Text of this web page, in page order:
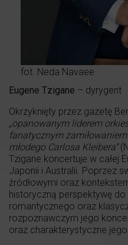
fot. Neda Navaee
Eugene Tzigane – dyrygent
Okrzyknięty przez gazetę
„opanowanym liderem
fanatycznym
młodego Carlosa Kleibera”
Tzigane koncertuje w całej
Japonii i Australii. Poprzez
źródłowymi oraz
historyczną perspektywę
romantycznego oraz
rozpoznawczym jego
oraz charakterystyczne